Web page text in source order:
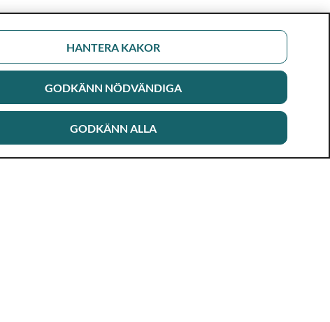
HANTERA KAKOR
GODKÄNN NÖDVÄNDIGA
GODKÄNN ALLA